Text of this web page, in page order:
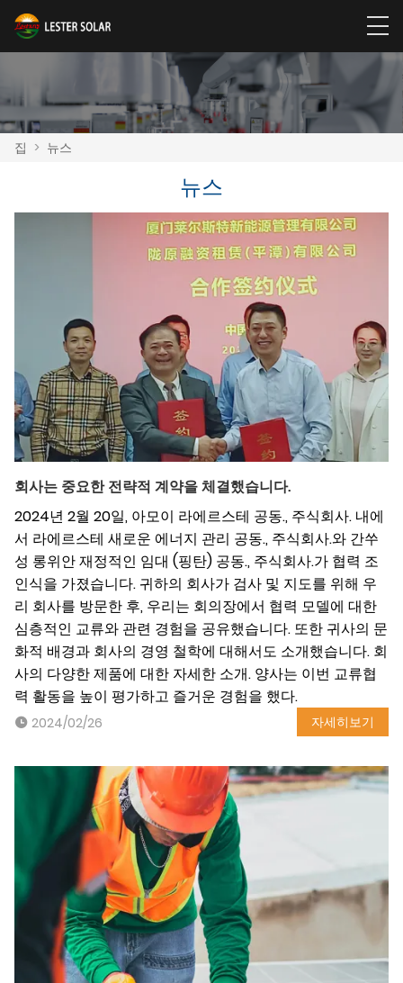
집 > 뉴스
뉴스
회사는 중요한 전략적 계약을 체결했습니다.
2024년 2월 20일, 아모이 라에르스테 공동., 주식회사. 내에
서 라에르스테 새로운 에너지 관리 공동., 주식회사.와 간쑤
성 롱위안 재정적인 임대 (핑탄) 공동., 주식회사.가 협력 조
인식을 가졌습니다. 귀하의 회사가 검사 및 지도를 위해 우
리 회사를 방문한 후, 우리는 회의장에서 협력 모델에 대한
심층적인 교류와 관련 경험을 공유했습니다. 또한 귀사의 문
화적 배경과 회사의 경영 철학에 대해서도 소개했습니다. 회
사의 다양한 제품에 대한 자세한 소개. 양사는 이번 교류협
력 활동을 높이 평가하고 즐거운 경험을 했다.
2024/02/26 자세히보기